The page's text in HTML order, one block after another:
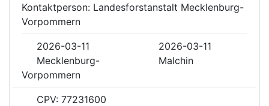
Kontaktperson: Landesforstanstalt Mecklenburg-
Vorpommern
2026-03-11
2026-03-11
Mecklenburg-
Vorpommern
Malchin
CPV: 77231600